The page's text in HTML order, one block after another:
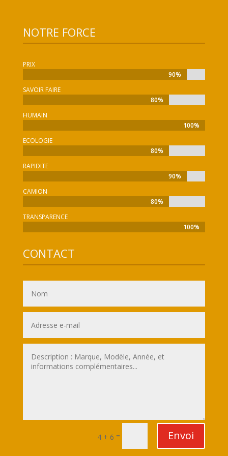
NOTRE FORCE
PRIX
90%
90%
SAVOIR FAIRE
80%
80%
HUMAIN
100%
100%
ECOLOGIE
80%
80%
RAPIDITE
90%
90%
CAMION
80%
80%
TRANSPARENCE
100%
100%
CONTACT
4 + 6 = Envoi